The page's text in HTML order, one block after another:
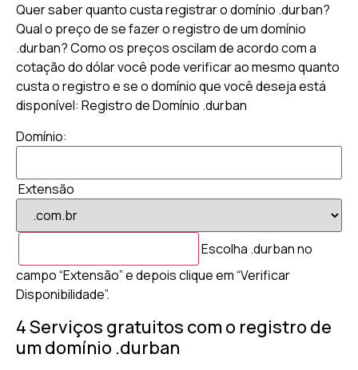
Quer saber quanto custa registrar o domínio .durban?
Qual o preço de se fazer o registro de um domínio
.durban? Como os preços oscilam de acordo com a
cotação do dólar você pode verificar ao mesmo quanto
custa o registro e se o domínio que você deseja está
disponível: Registro de Domínio .durban
Domínio:
Extensão
Escolha .durban no
campo “Extensão” e depois clique em “Verificar
Disponibilidade”.
4 Serviços gratuitos com o registro de
um domínio .durban